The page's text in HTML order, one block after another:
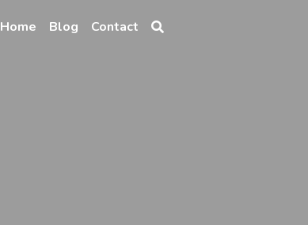
Home Blog Contact